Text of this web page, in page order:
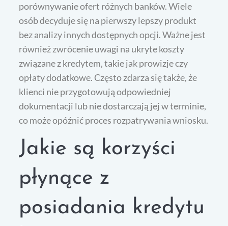
porównywanie ofert różnych banków. Wiele
osób decyduje się na pierwszy lepszy produkt
bez analizy innych dostępnych opcji. Ważne jest
również zwrócenie uwagi na ukryte koszty
związane z kredytem, takie jak prowizje czy
opłaty dodatkowe. Często zdarza się także, że
klienci nie przygotowują odpowiedniej
dokumentacji lub nie dostarczają jej w terminie,
co może opóźnić proces rozpatrywania wniosku.
Jakie są korzyści
płynące z
posiadania kredytu